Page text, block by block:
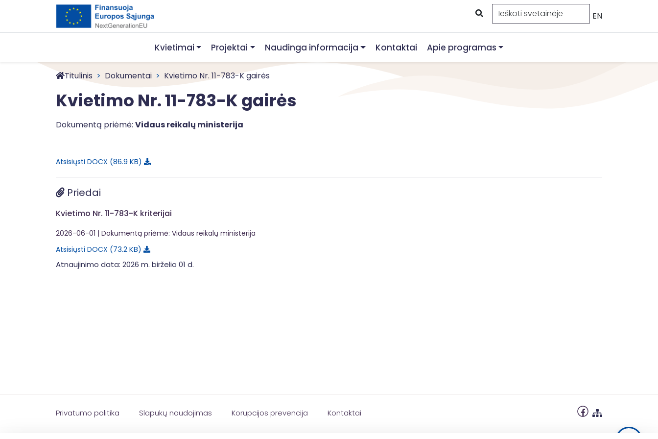
EN
Kvietimai Projektai Naudinga informacija Kontaktai Apie programas
Titulinis Dokumentai Kvietimo Nr. 11-783-K gairės
Kvietimo Nr. 11-783-K gairės
Dokumentą priėmė: Vidaus reikalų ministerija
Atsisiųsti DOCX 86.9 KB
Priedai
Kvietimo Nr. 11-783-K kriterijai
2026-06-01 | Dokumentą priėmė: Vidaus reikalų ministerija
Atsisiųsti DOCX
73.2 KB
Atnaujinimo data: 2026 m. birželio 01 d.
Privatumo politika Slapukų naudojimas Korupcijos prevencija Kontaktai